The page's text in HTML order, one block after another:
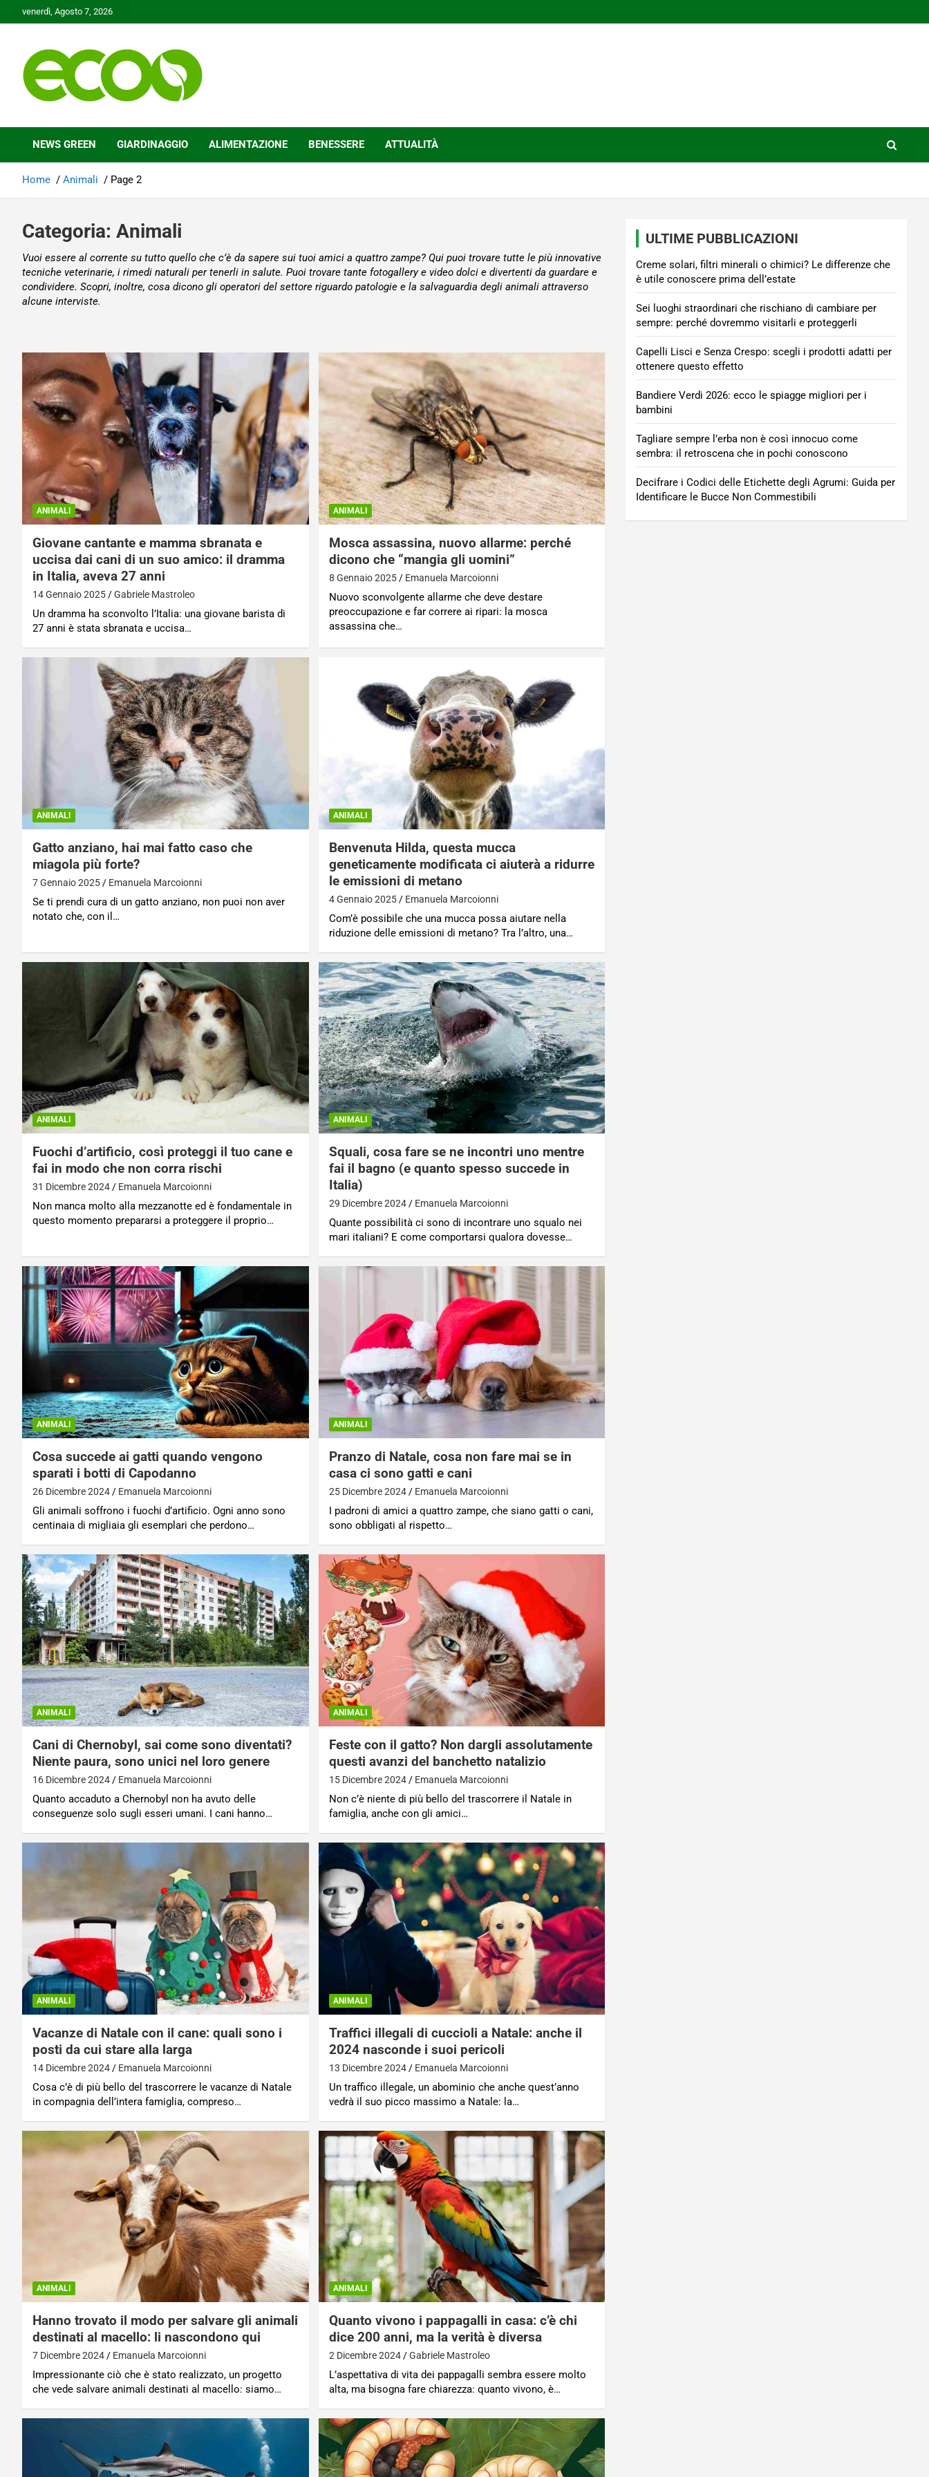
to
venerdì, Agosto 7, 2026
Ecoo.it
NEWS GREEN GIARDINAGGIO ALIMENTAZIONE BENESSERE ATTUALITÀ
Home Animali Page 2
Categoria: Animali
Vuoi essere al corrente su tutto quello che c’è da sapere sui tuoi amici a quattro zampe? Qui puoi trovare tutte le più innovative
tecniche veterinarie, i rimedi naturali per tenerli in salute. Puoi trovare tante fotogallery e video dolci e divertenti da guardare e
condividere. Scopri, inoltre, cosa dicono gli operatori del settore riguardo patologie e la salvaguardia degli animali attraverso
alcune interviste.
ANIMALI
Giovane cantante e mamma sbranata e
uccisa dai cani di un suo amico: il dramma
in Italia, aveva 27 anni
14 Gennaio 2025 Gabriele Mastroleo
Un dramma ha sconvolto l’Italia: una giovane barista di
27 anni è stata sbranata e uccisa…
ANIMALI
Mosca assassina, nuovo allarme: perché
dicono che “mangia gli uomini”
8 Gennaio 2025 Emanuela Marcoionni
Nuovo sconvolgente allarme che deve destare
preoccupazione e far correre ai ripari: la mosca
assassina che…
ANIMALI
Gatto anziano, hai mai fatto caso che
miagola più forte?
7 Gennaio 2025 Emanuela Marcoionni
Se ti prendi cura di un gatto anziano, non puoi non aver
notato che, con il…
ANIMALI
Benvenuta Hilda, questa mucca
geneticamente modificata ci aiuterà a ridurre
le emissioni di metano
4 Gennaio 2025 Emanuela Marcoionni
Com’è possibile che una mucca possa aiutare nella
riduzione delle emissioni di metano? Tra l’altro, una…
ANIMALI
Fuochi d’artificio, così proteggi il tuo cane e
fai in modo che non corra rischi
31 Dicembre 2024 Emanuela Marcoionni
Non manca molto alla mezzanotte ed è fondamentale in
questo momento prepararsi a proteggere il proprio…
ANIMALI
Squali, cosa fare se ne incontri uno mentre
fai il bagno (e quanto spesso succede in
Italia)
29 Dicembre 2024 Emanuela Marcoionni
Quante possibilità ci sono di incontrare uno squalo nei
mari italiani? E come comportarsi qualora dovesse…
ANIMALI
Cosa succede ai gatti quando vengono
sparati i botti di Capodanno
26 Dicembre 2024 Emanuela Marcoionni
Gli animali soffrono i fuochi d’artificio. Ogni anno sono
centinaia di migliaia gli esemplari che perdono…
ANIMALI
Pranzo di Natale, cosa non fare mai se in
casa ci sono gatti e cani
25 Dicembre 2024 Emanuela Marcoionni
I padroni di amici a quattro zampe, che siano gatti o cani,
sono obbligati al rispetto…
ANIMALI
Cani di Chernobyl, sai come sono diventati?
Niente paura, sono unici nel loro genere
16 Dicembre 2024 Emanuela Marcoionni
Quanto accaduto a Chernobyl non ha avuto delle
conseguenze solo sugli esseri umani. I cani hanno…
ANIMALI
Feste con il gatto? Non dargli assolutamente
questi avanzi del banchetto natalizio
15 Dicembre 2024 Emanuela Marcoionni
Non c’è niente di più bello del trascorrere il Natale in
famiglia, anche con gli amici…
ANIMALI
Vacanze di Natale con il cane: quali sono i
posti da cui stare alla larga
14 Dicembre 2024 Emanuela Marcoionni
Cosa c’è di più bello del trascorrere le vacanze di Natale
in compagnia dell’intera famiglia, compreso…
ANIMALI
Traffici illegali di cuccioli a Natale: anche il
2024 nasconde i suoi pericoli
13 Dicembre 2024 Emanuela Marcoionni
Un traffico illegale, un abominio che anche quest’anno
vedrà il suo picco massimo a Natale: la…
ANIMALI
Hanno trovato il modo per salvare gli animali
destinati al macello: li nascondono qui
7 Dicembre 2024 Emanuela Marcoionni
Impressionante ciò che è stato realizzato, un progetto
che vede salvare animali destinati al macello: siamo…
ANIMALI
Quanto vivono i pappagalli in casa: c’è chi
dice 200 anni, ma la verità è diversa
2 Dicembre 2024 Gabriele Mastroleo
L’aspettativa di vita dei pappagalli sembra essere molto
alta, ma bisogna fare chiarezza: quanto vivono, è…
ULTIME PUBBLICAZIONI
Creme solari, filtri minerali o chimici? Le differenze che
è utile conoscere prima dell’estate
Sei luoghi straordinari che rischiano di cambiare per
sempre: perché dovremmo visitarli e proteggerli
Capelli Lisci e Senza Crespo: scegli i prodotti adatti per
ottenere questo effetto
Bandiere Verdi 2026: ecco le spiagge migliori per i
bambini
Tagliare sempre l’erba non è così innocuo come
sembra: il retroscena che in pochi conoscono
Decifrare i Codici delle Etichette degli Agrumi: Guida per
Identificare le Bucce Non Commestibili